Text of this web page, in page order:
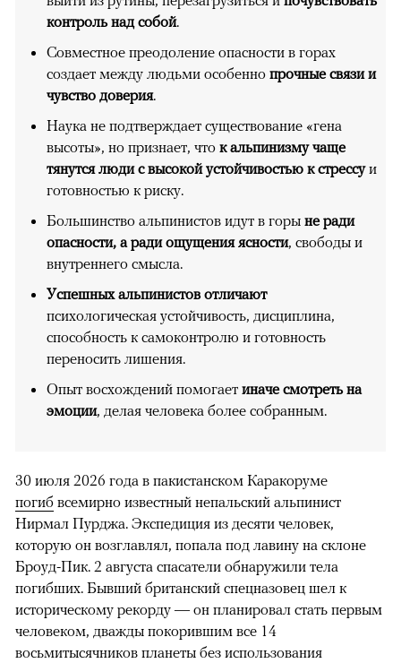
контроль над собой.
Совместное преодоление опасности в горах
создает между людьми особенно прочные связи и
чувство доверия.
Наука не подтверждает существование «гена
высоты», но признает, что к альпинизму чаще
тянутся люди с высокой устойчивостью к стрессуи
готовностью к риску.
Большинство альпинистов идут в горы не ради
опасности, а ради ощущения ясности, свободы и
внутреннего смысла.
Успешных альпинистов отличают
психологическая устойчивость, дисциплина,
способность к самоконтролю и готовность
переносить лишения.
Опыт восхождений помогает иначе смотреть на
эмоции, делая человека более собранным.
30 июля 2026 года в пакистанском Каракоруме
погиб всемирно известный непальский альпинист
Нирмал Пурджа. Экспедиция из десяти человек,
которую он возглавлял, попала под лавину на склоне
Броуд-Пик. 2 августа спасатели обнаружили тела
погибших. Бывший британский спецназовец шел к
историческому рекорду — он планировал стать первым
человеком, дважды покорившим все 14
восьмитысячников планеты без использования